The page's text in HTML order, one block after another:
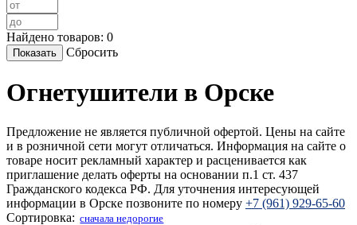
Найдено товаров: 0
Сбросить
Огнетушители в Орске
Предложение не является публичной офертой. Цены на сайте
и в розничной сети могут отличаться. Информация на сайте о
товаре носит рекламный характер и расценивается как
приглашение делать оферты на основании п.1 ст. 437
Гражданского кодекса РФ. Для уточнения интересующей
информации в Орске позвоните по номеру +7 (961) 929-65-60
Сортировка: cначала недорогие